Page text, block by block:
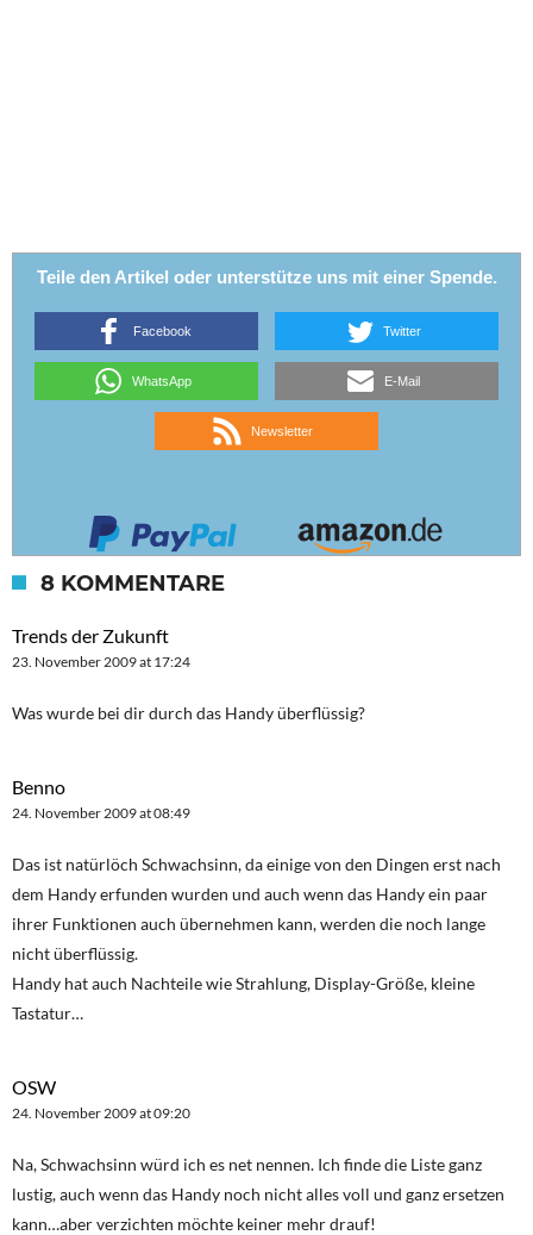
Teile den Artikel oder unterstütze uns mit einer Spende.
Facebook Twitter
WhatsApp E-Mail
Newsletter
8 KOMMENTARE
Trends der Zukunft
23. November 2009 at 17:24
Was wurde bei dir durch das Handy überflüssig?
Benno
24. November 2009 at 08:49
Das ist natürlöch Schwachsinn, da einige von den Dingen erst nach
dem Handy erfunden wurden und auch wenn das Handy ein paar
ihrer Funktionen auch übernehmen kann, werden die noch lange
nicht überflüssig.
Handy hat auch Nachteile wie Strahlung, Display-Größe, kleine
Tastatur…
OSW
24. November 2009 at 09:20
Na, Schwachsinn würd ich es net nennen. Ich finde die Liste ganz
lustig, auch wenn das Handy noch nicht alles voll und ganz ersetzen
kann…aber verzichten möchte keiner mehr drauf!